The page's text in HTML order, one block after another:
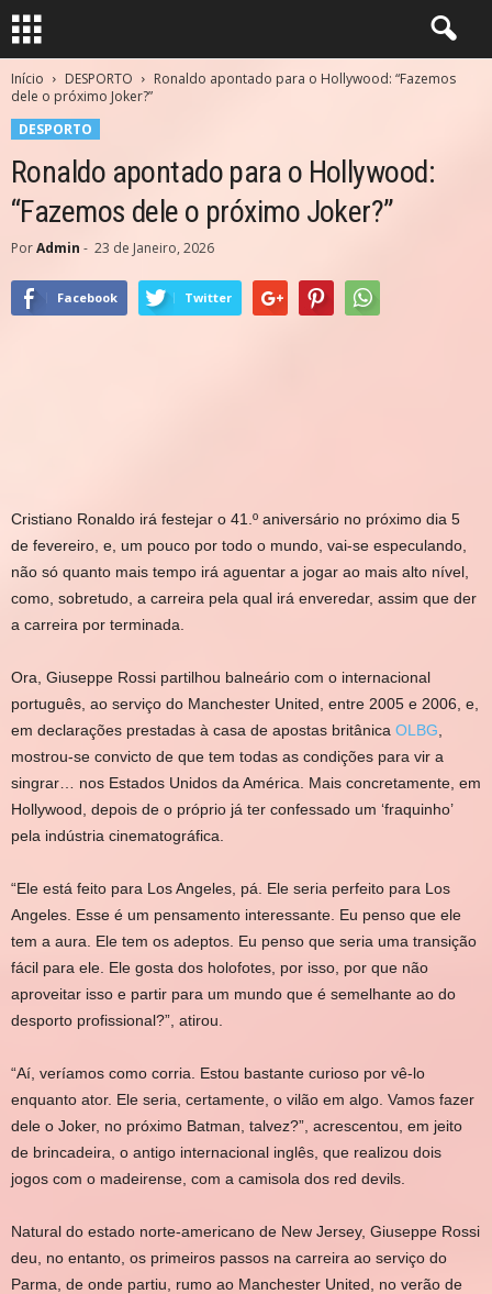
Início DESPORTO
Ronaldo apontado para o Hollywood: “Fazemos
dele o próximo Joker?”
DESPORTO
Ronaldo apontado para o Hollywood:
“Fazemos dele o próximo Joker?”
PorAdmin - 23 de Janeiro, 2026
Facebook Twitter
Cristiano Ronaldo irá festejar o 41.º aniversário no próximo dia 5
de fevereiro, e, um pouco por todo o mundo, vai-se especulando,
não só quanto mais tempo irá aguentar a jogar ao mais alto nível,
como, sobretudo, a carreira pela qual irá enveredar, assim que der
a carreira por terminada.
Ora, Giuseppe Rossi partilhou balneário com o internacional
português, ao serviço do Manchester United, entre 2005 e 2006, e,
em declarações prestadas à casa de apostas britânica OLBG
mostrou-se convicto de que tem todas as condições para vir a
singrar… nos Estados Unidos da América. Mais concretamente, em
Hollywood, depois de o próprio já ter confessado um ‘fraquinho’
pela indústria cinematográfica.
“Ele está feito para Los Angeles, pá. Ele seria perfeito para Los
Angeles. Esse é um pensamento interessante. Eu penso que ele
tem a aura. Ele tem os adeptos. Eu penso que seria uma transição
fácil para ele. Ele gosta dos holofotes, por isso, por que não
aproveitar isso e partir para um mundo que é semelhante ao do
desporto profissional?”, atirou.
“Aí, veríamos como corria. Estou bastante curioso por vê-lo
enquanto ator. Ele seria, certamente, o vilão em algo. Vamos fazer
dele o Joker, no próximo Batman, talvez?”, acrescentou, em jeito
de brincadeira, o antigo internacional inglês, que realizou dois
jogos com o madeirense, com a camisola dos red devils.
Natural do estado norte-americano de New Jersey, Giuseppe Rossi
deu, no entanto, os primeiros passos na carreira ao serviço do
Parma, de onde partiu, rumo ao Manchester United, no verão de